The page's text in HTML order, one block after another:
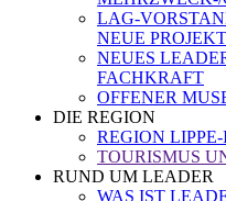
LAG-
NEUE
NEUES
FACHKRAFT
OFFENER
DIE REGION
REGION
TOURISMUS
RUND UM LEADER
WAS IST